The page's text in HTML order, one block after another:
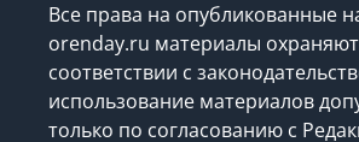
Все права на опубликованные
orenday.ru материалы
соответствии с
использование материалов
только по согласованию с